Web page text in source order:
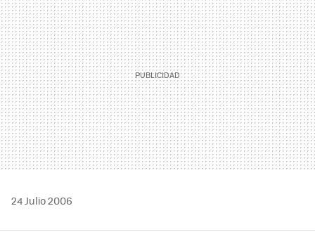
24 Julio 2006